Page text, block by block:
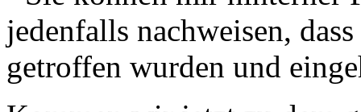
jedenfalls nachweisen,
getroffen wurden und